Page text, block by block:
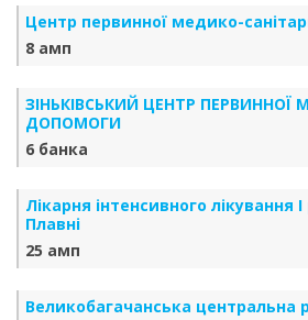
Центр первинної медико-
8 амп
ЗІНЬКІВСЬКИЙ ЦЕНТР ПЕРВИННОЇ
ДОПОМОГИ
6 банка
Лікарня інтенсивного лікування
Плавні
25 амп
Великобагачанська центральна